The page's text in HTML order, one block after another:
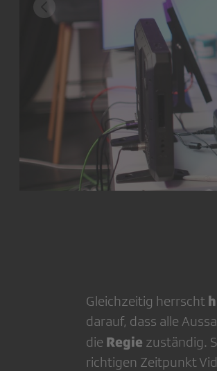
Gleichzeitig herrscht
darauf, dass alle
die Regie zuständig.
richtigen Zeitpunkt